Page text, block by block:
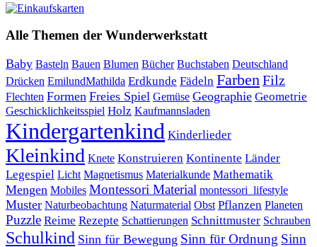
Alle Themen der Wunderwerkstatt
Baby Basteln Bauen Blumen Bücher Buchstaben Deutschland
Drücken EmilundMathilda Erdkunde Fädeln FarbenFilz
Flechten Formen Freies Spiel Gemüse Geographie Geometrie
Geschicklichkeitsspiel Holz Kaufmannsladen
Kindergartenkind Kinderlieder
Kleinkind Knete Konstruieren Kontinente Länder
Legespiel Licht Magnetismus Materialkunde Mathematik
Mengen Mobiles Montessori Material montessori_lifestyle
Muster Naturbeobachtung Naturmaterial Obst Pflanzen Planeten
Puzzle Reime Rezepte Schattierungen Schnittmuster Schrauben
Schulkind Sinn für Bewegung Sinn für Ordnung Sinn